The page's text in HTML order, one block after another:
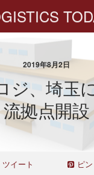
2019年8月2日
ジ、埼玉
流拠点開設
ツイート ピン